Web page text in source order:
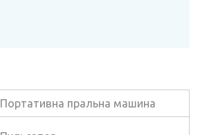
Портативна пральна машина